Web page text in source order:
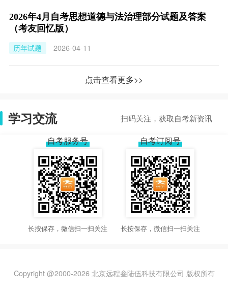
2026年4月自考思想道德与法治理部分试题及答案
（考友回忆版）
历年试题
2026-04-11
点击查看更多>>
学习交流 扫码关注，获取自考新资讯
自考服务号
长按保存，微信扫一扫关注
自考订阅号
长按保存，微信扫一扫关注
Copyright @2000-2026北京远程叁陆伍科技有限公司 版权所有